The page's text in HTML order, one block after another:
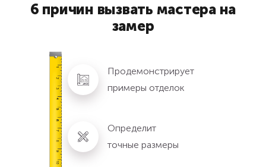
6 причин вызвать мастера на
замер
Продемонстрирует
примеры отделок
Определит
точные размеры